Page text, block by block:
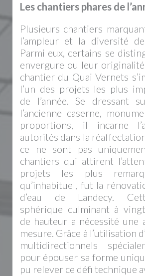
Les chantiers phares de
Plusieurs chantiers
l’ampleur et la diversité
Parmi eux, certains se
envergure ou leur
chantier du Quai Vernets
l’un des projets les plus
de l’année. Se dressant
l’ancienne caserne,
proportions, il incarne
autorités dans la
ce ne sont pas
chantiers qui attirent
projets les plus
qu’inhabituel, fut la
d’eau de Landecy.
sphérique culminant à
de hauteur a nécessité une
mesure. Grâce à l’utilisation
multidirectionnels
pour épouser sa forme
pu relever ce défi technique